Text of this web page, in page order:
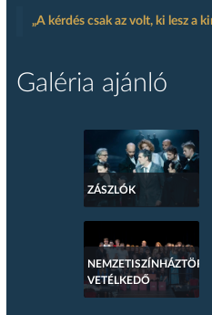
„A kérdés csak az volt, ki lesz a
Galéria ajánló
ZÁSZLÓK
VETÉLKEDŐ